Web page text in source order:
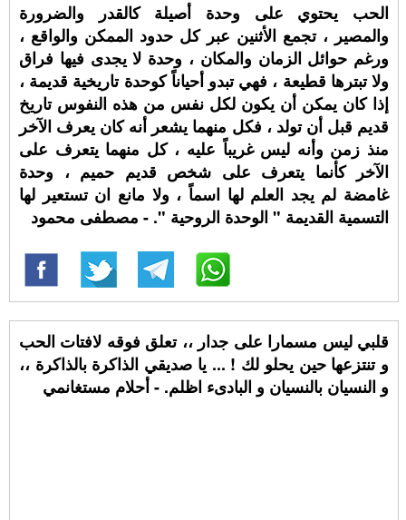
الحب يحتوي على وحدة أصيلة كالقدر والضرورة
والمصير ، تجمع الأثنين عبر كل حدود الممكن والواقع ،
ورغم حوائل الزمان والمكان ، وحدة لا يجدى فيها فراق
ولا تبترها قطيعة ، فهي تبدو أحياناً كوحدة تاريخية قديمة ،
إذا كان يمكن أن يكون لكل نفس من هذه النفوس تاريخ
قديم قبل أن تولد ، فكل منهما يشعر أنه كان يعرف الآخر
منذ زمن وأنه ليس غريباً عليه ، كل منهما يتعرف على
الآخر كأنما يتعرف على شخص قديم حميم ، وحدة
غامضة لم يجد العلم لها اسماً ، ولا مانع ان تستعير لها
التسمية القديمة " الوحدة الروحية ". - مصطفى محمود
قلبي ليس مسمارا على جدار ،، تعلق فوقه لافتات الحب
و تنتزعها حين يحلو لك ! ... يا صديقي الذاكرة بالذاكرة ،،
و النسيان بالنسيان و البادىء اظلم. - أحلام مستغانمي